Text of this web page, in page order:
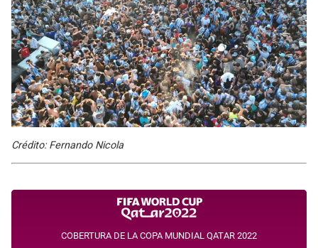
Crédito: Fernando Nicola
COBERTURA DE LA COPA MUNDIAL QATAR 2022